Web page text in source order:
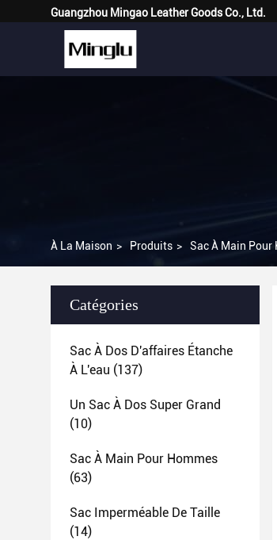
Guangzhou Mingao Leather Goods Co., Ltd.
À La Maison > Produits > Sac À Main Pour
Catégories
Sac À Dos D'affaires Étanche
À L'eau (137)
Un Sac À Dos Super Grand
(10)
Sac À Main Pour Hommes
(63)
Sac Imperméable De Taille
(14)